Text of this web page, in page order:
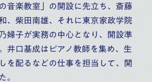
音楽教室」の開設に先立ち、斎藤
、柴田南雄、それに東京家政学院
婦子が実務の中心となり、開設準
井口基成はピアノ教師を集め、生
を配るなどの仕事を担当して、開
。